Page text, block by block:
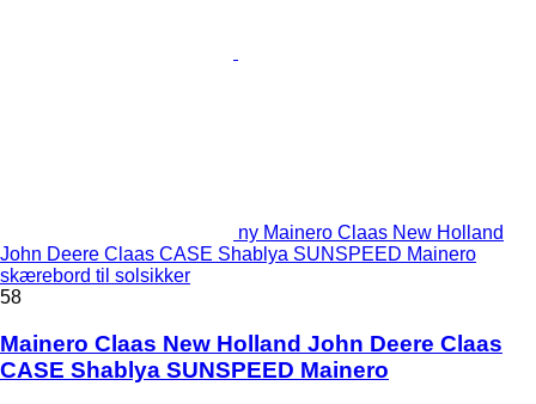
ny Mainero Claas New Holland
John Deere Claas CASE Shablya SUNSPEED Mainero
skærebord til solsikker
58
Mainero Claas New Holland John Deere Claas
CASE Shablya SUNSPEED Mainero